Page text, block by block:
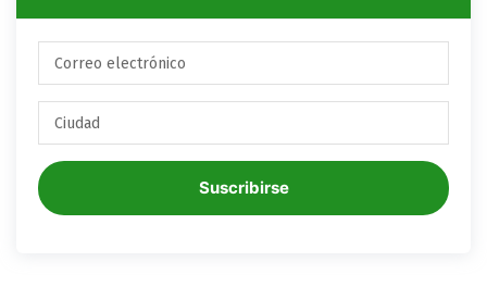
Suscribirse